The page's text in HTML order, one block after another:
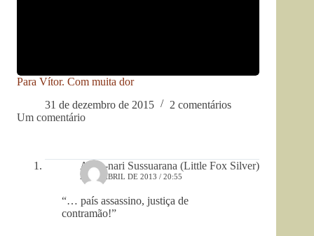
Para Vítor. Com muita dor
31 de dezembro de 2015
2 comentários
Um comentário
Adda-nari Sussuarana (Little Fox Silver)
27 DE ABRIL DE 2013 / 20:55
“… país assassino, justiça de
contramão!”